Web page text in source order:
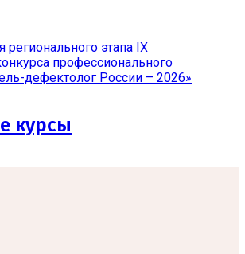
регионального этапа IX
профессионального
дефектолог России – 2026»
курсы